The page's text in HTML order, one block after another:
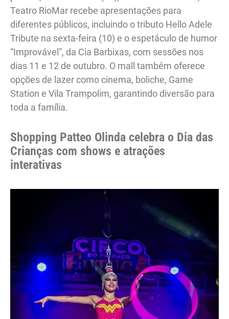
Teatro RioMar recebe apresentações para
diferentes públicos, incluindo o tributo Hello Adele
Tribute na sexta-feira (10) e o espetáculo de humor
“Improvável”, da Cia Barbixas, com sessões nos
dias 11 e 12 de outubro. O mall também oferece
opções de lazer como cinema, boliche, Game
Station e Vila Trampolim, garantindo diversão para
toda a família.
Shopping Patteo Olinda celebra o Dia das
Crianças com shows e atrações
interativas